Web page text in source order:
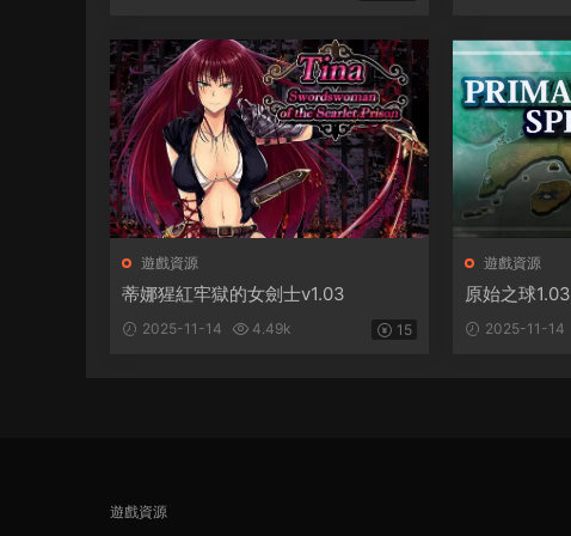
遊戲資源
蒂娜猩紅牢獄的女劍士v1.03
2025-11-14 4.49k 15
遊戲資源
原始之球1.03
2025-11-14
遊戲資源